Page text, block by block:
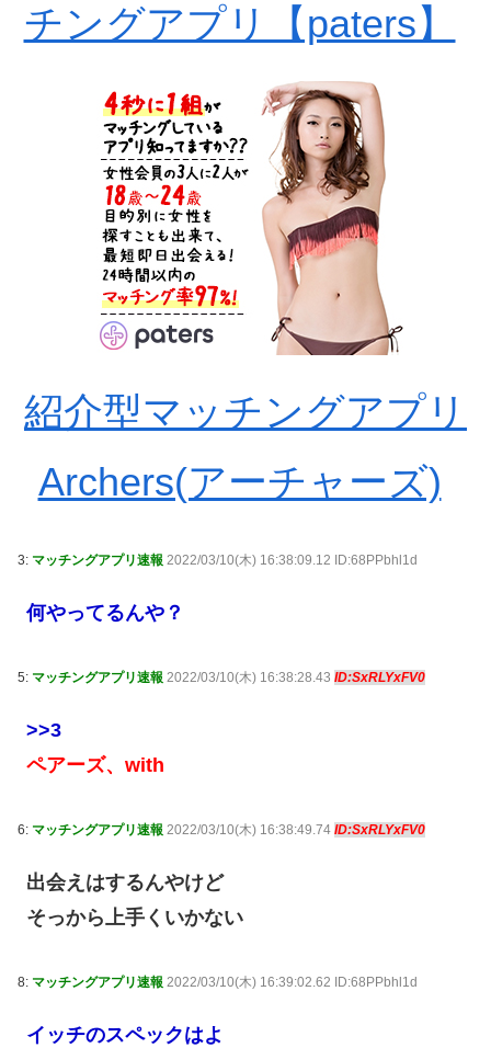
チングアプリ【paters】
紹介型マッチングアプリ
Archers(アーチャーズ)
3: マッチングアプリ速報 2022/03/10(木) 16:38:09.12 ID:68PPbhl1d
何やってるんや？
5: マッチングアプリ速報 2022/03/10(木) 16:38:28.43 ID:SxRLYxFV0
>>3
ペアーズ、with
6: マッチングアプリ速報 2022/03/10(木) 16:38:49.74 ID:SxRLYxFV0
出会えはするんやけど
そっから上手くいかない
8: マッチングアプリ速報 2022/03/10(木) 16:39:02.62 ID:68PPbhl1d
イッチのスペックはよ